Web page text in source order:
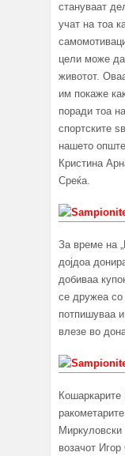
стануваат
учат на тоа
цели може
животот.
им покаже
поради тоа
спортските
нашето
Кристина
Среќа.
За време на
дојдоа
добиваа
се дружеа со
потпишуваа
влезе во
возачот